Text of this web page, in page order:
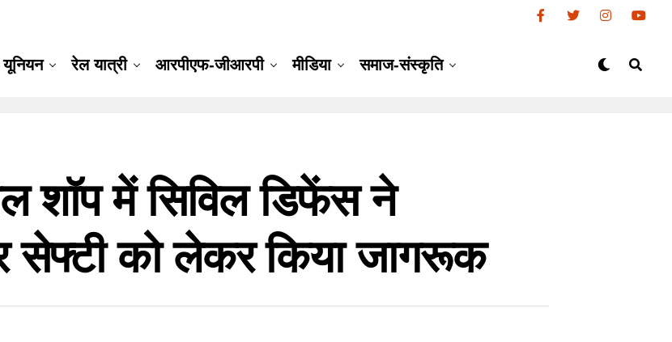
रेल यात्री आरपीएफ-जीआरपी मीडिया समाज-संस्कृति
शॉप में सिविल डिफेंस ने
सेफ्टी को लेकर किया जागरूक